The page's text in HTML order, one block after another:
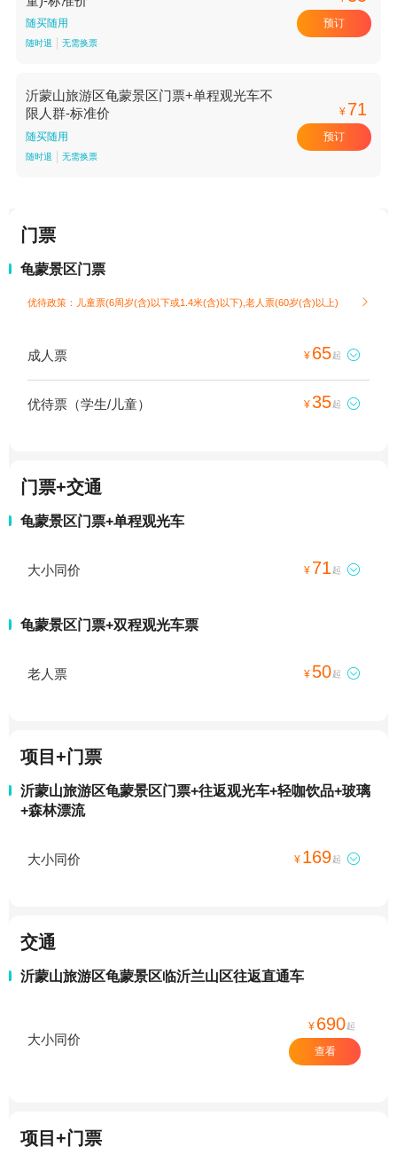
随买随用
随时退 无需换票
预订
沂蒙山旅游区龟蒙景区门票+单程观光车不
限人群-标准价
随买随用
随时退 无需换票
¥ 71
预订
门票
龟蒙景区门票
优待政策：儿童票(6周岁(含)以下或1.4米(含)以下),老人票(60岁(含)以上) 
成人票 ¥ 65起 
优待票（学生/儿童） ¥35起 
门票+交通
龟蒙景区门票+单程观光车
大小同价 ¥ 71 起 
龟蒙景区门票+双程观光车票
老人票 ¥ 50起 
项目+门票
沂蒙山旅游区龟蒙景区门票+往返观光车+轻咖饮品+玻璃
+森林漂流
大小同价 ¥ 169起 
交通
沂蒙山旅游区龟蒙景区临沂兰山区往返直通车
大小同价
¥ 690起
查看
项目+门票